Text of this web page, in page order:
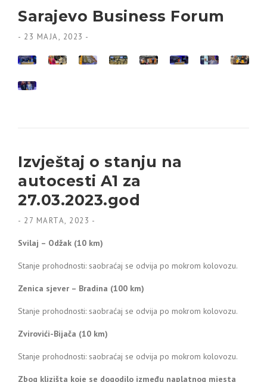
Sarajevo Business Forum
- 23 MAJA, 2023 -
Izvještaj o stanju na
autocesti A1 za
27.03.2023.god
- 27 MARTA, 2023 -
Svilaj – Odžak (10 km)
Stanje prohodnosti: saobraćaj se odvija po mokrom kolovozu.
Zenica sjever – Bradina (100 km)
Stanje prohodnosti: saobraćaj se odvija po mokrom kolovozu.
Zvirovići-Bijača (10 km)
Stanje prohodnosti: saobraćaj se odvija po mokrom kolovozu.
Zbog klizišta koje se dogodilo između naplatnog mjesta